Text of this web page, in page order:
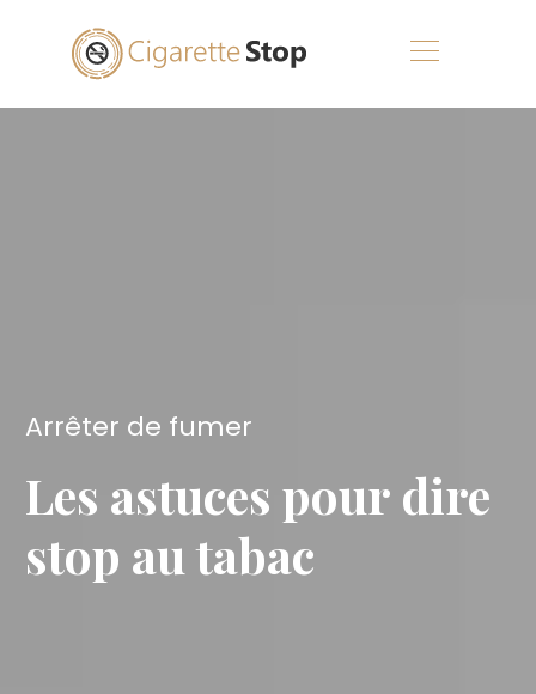
Arrêter de fumer
Les astuces pour dire
stop au tabac